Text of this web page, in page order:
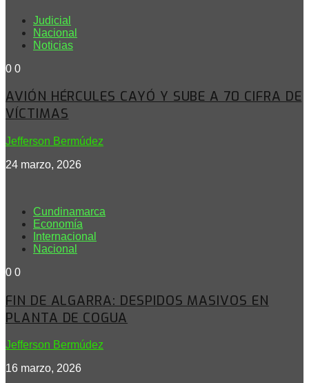
Judicial
Nacional
Noticias
0 0
AVIÓN HÉRCULES CAYÓ Y SUBE A 70 CIFRA DE
VÍCTIMAS
Jefferson Bermúdez
24 marzo, 2026
Cundinamarca
Economía
Internacional
Nacional
0 0
FIN DE ALGARRA: DESPIDOS MASIVOS EN
PLANTA DE COGUA
Jefferson Bermúdez
16 marzo, 2026